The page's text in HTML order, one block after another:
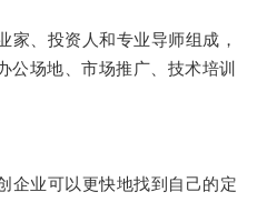
、投资人和专业导师组成，
公场地、市场推广、技术培训
业可以更快地找到自己的定